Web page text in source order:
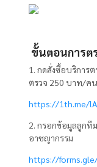
ขั้นตอนการต
1. กดสั่งซื้อบริการ
ตรวจ 250 บาท/ค
https://1th.me/
2. กรอกข้อมูลลูกที
อาชญากรรม
https://forms.gle/